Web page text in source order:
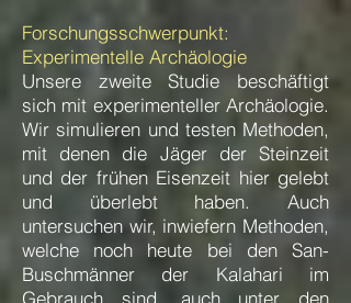
Forschungsschwerpunkt:
Experimentelle Archäologie
Unsere zweite Studie beschäftigt
sich mit experimenteller Archäologie.
Wir simulieren und testen Methoden,
mit denen die Jäger der Steinzeit
und der frühen Eisenzeit hier gelebt
und überlebt haben. Auch
untersuchen wir, inwiefern Methoden,
welche noch heute bei den San-
Buschmänner der Kalahari im
Gebrauch sind, auch unter den